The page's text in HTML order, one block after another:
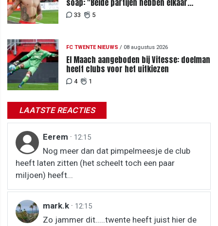
soap: "Beide partijen hebben elkaar
teleurgesteld"
33 5
FC TWENTE NIEUWS / 08 augustus 2026
El Maach aangeboden bij Vitesse: doelman
heeft clubs voor het uitkiezen
4 1
LAATSTE REACTIES
Eerem · 12:15
Nog meer dan dat pimpelmeesje de club
heeft laten zitten (het scheelt toch een paar
miljoen) heeft...
mark.k · 12:15
Zo jammer dit.....twente heeft juist hier de